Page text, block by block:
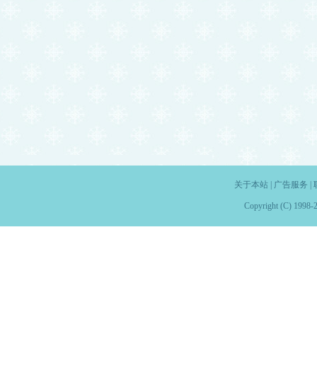
关于本站| 广告服务
Copyright (C) 1998-